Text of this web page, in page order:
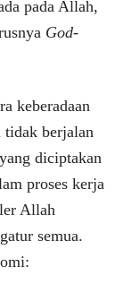
pada Allah,
God-
keberadaan
tidak berjalan
diciptakan
proses kerja
Allah
semua.